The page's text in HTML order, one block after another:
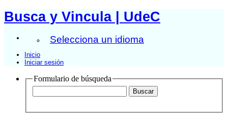
Busca y Vincula | UdeC
Selecciona un idioma
Inicio
Iniciar sesión
Formulario de búsqueda